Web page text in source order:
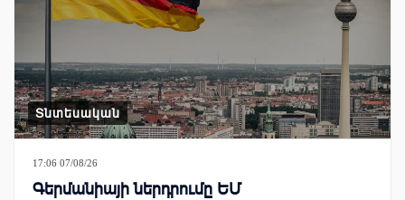
Տնտեսական
17:06 07/08/26
Գերմանիայի ներդրումը ԵՄ